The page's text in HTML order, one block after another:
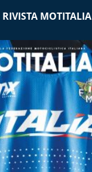
RIVISTA MOTITALIA